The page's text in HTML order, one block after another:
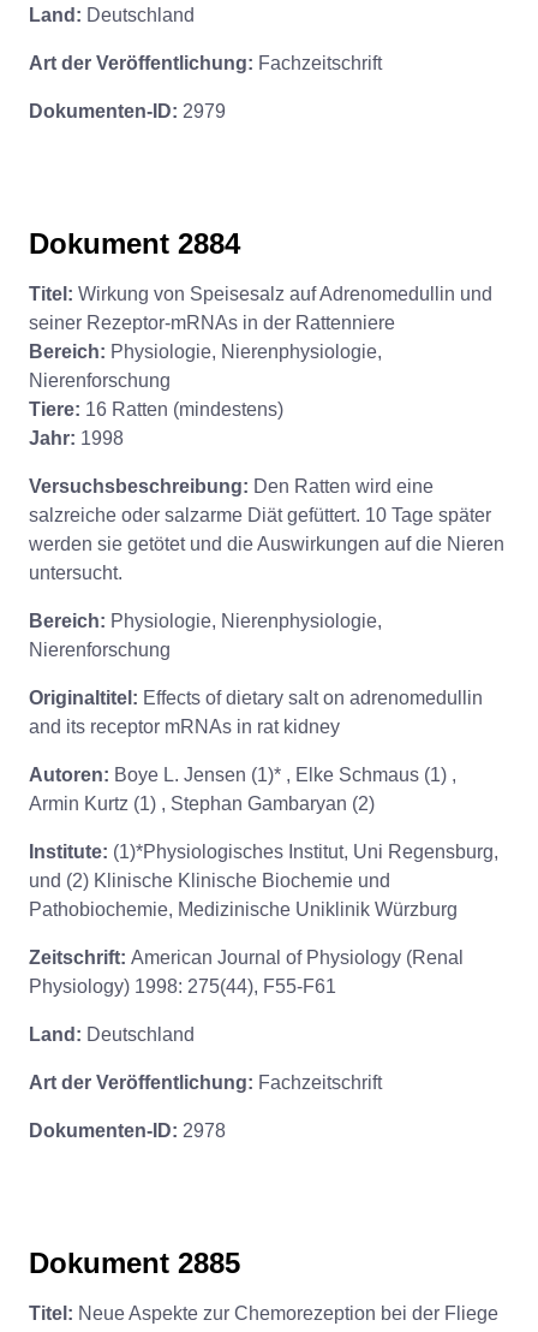
Land: Deutschland
Art der Veröffentlichung: Fachzeitschrift
Dokumenten-ID: 2979
Dokument 2884
Titel: Wirkung von Speisesalz auf Adrenomedullin und
seiner Rezeptor-mRNAs in der Rattenniere
Bereich: Physiologie, Nierenphysiologie,
Nierenforschung
Tiere: 16 Ratten (mindestens)
Jahr: 1998
Versuchsbeschreibung: Den Ratten wird eine
salzreiche oder salzarme Diät gefüttert. 10 Tage später
werden sie getötet und die Auswirkungen auf die Nieren
untersucht.
Bereich: Physiologie, Nierenphysiologie,
Nierenforschung
Originaltitel: Effects of dietary salt on adrenomedullin
and its receptor mRNAs in rat kidney
Autoren: Boye L. Jensen (1)* , Elke Schmaus (1) ,
Armin Kurtz (1) , Stephan Gambaryan (2)
Institute: (1)*Physiologisches Institut, Uni Regensburg,
und (2) Klinische Klinische Biochemie und
Pathobiochemie, Medizinische Uniklinik Würzburg
Zeitschrift: American Journal of Physiology (Renal
Physiology) 1998: 275(44), F55-F61
Land: Deutschland
Art der Veröffentlichung: Fachzeitschrift
Dokumenten-ID: 2978
Dokument 2885
Titel: Neue Aspekte zur Chemorezeption bei der Fliege